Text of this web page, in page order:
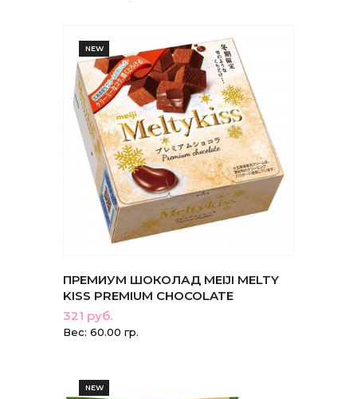
NEW
ПРЕМИУМ ШОКОЛАД MEIJI MELTY
KISS PREMIUM CHOCOLATE
321 руб.
Вес: 60.00 гр.
NEW